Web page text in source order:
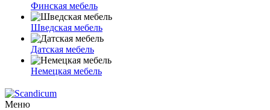
Финская мебель
Шведская мебель
Датская мебель
Немецкая мебель
Меню